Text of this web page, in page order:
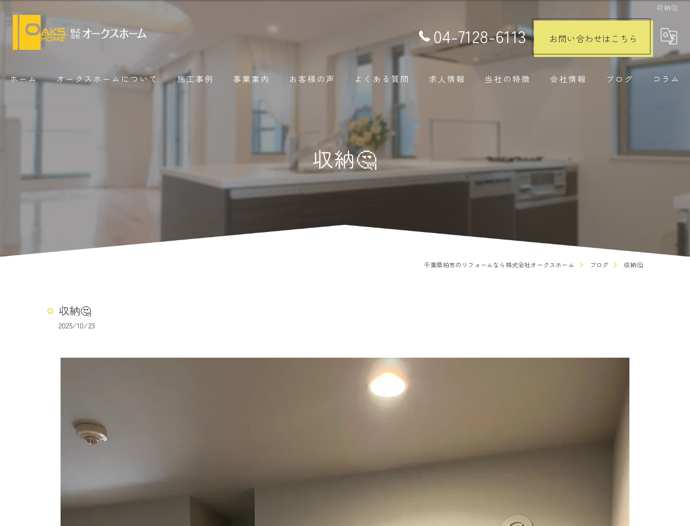
収納🤔
04-7128-6113 お問い合わせはこちら
ホーム オークスホームについて 施工事例 事業案内 お客様の声 よくある質問 求人情報 当社の特徴
水回り
会社情報 ブログ コラム
収納🤔
千葉県柏市のリフォームなら株式会社オークスホーム ブログ 収納🤔
収納🤔
2025/10/23